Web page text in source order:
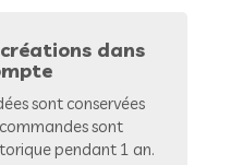
dans
sont conservées
sont
pendant 1 an.